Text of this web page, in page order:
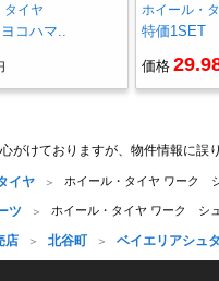
タイヤ
コハマ..
ホイール・
特価1SET
価格
がけておりますが、物件情報に誤
イヤ ホイール・タイヤ ワーク
ツ ホイール・タイヤ ワーク シ
店 北谷町 ベイエリアシュ